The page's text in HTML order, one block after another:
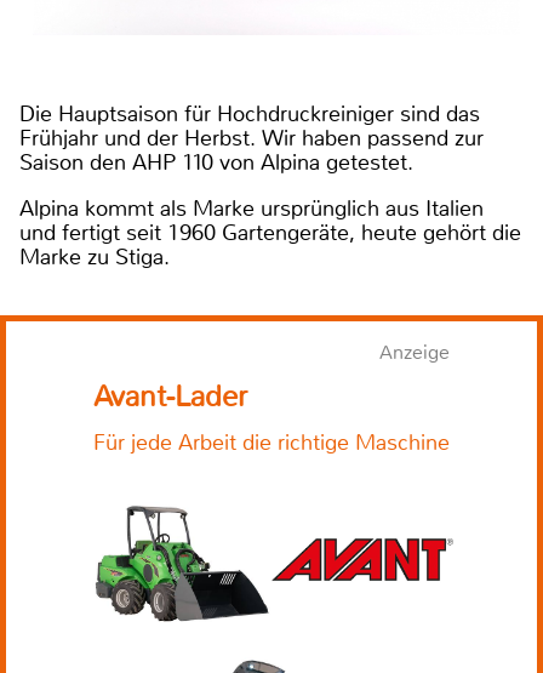
Die Hauptsaison für Hochdruckreiniger sind das
Frühjahr und der Herbst. Wir haben passend zur
Saison den AHP 110 von Alpina getestet.
Alpina kommt als Marke ursprünglich aus Italien
und fertigt seit 1960 Gartengeräte, heute gehört die
Marke zu Stiga.
Anzeige
Avant-Lader
Für jede Arbeit die richtige Maschine